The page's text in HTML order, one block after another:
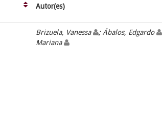
Autor(es)
Brizuela, Vanessa ; Ábalos, Edgardo
Mariana